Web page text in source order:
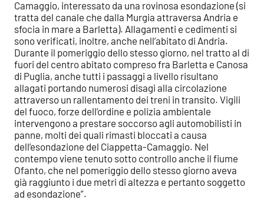
Camaggio, interessato da una rovinosa esondazione (si
tratta del canale che dalla Murgia attraversa Andria e
sfocia in mare a Barletta). Allagamenti e cedimenti si
sono verificati, inoltre, anche nell’abitato di Andria.
Durante il pomeriggio dello stesso giorno, nel tratto al di
fuori del centro abitato compreso fra Barletta e Canosa
di Puglia, anche tutti i passaggi a livello risultano
allagati portando numerosi disagi alla circolazione
attraverso un rallentamento dei treni in transito. Vigili
del fuoco, forze dell’ordine e polizia ambientale
intervengono a prestare soccorso agli automobilisti in
panne, molti dei quali rimasti bloccati a causa
dell’esondazione del Ciappetta-Camaggio. Nel
contempo viene tenuto sotto controllo anche il fiume
Ofanto, che nel pomeriggio dello stesso giorno aveva
già raggiunto i due metri di altezza e pertanto soggetto
ad esondazione”.